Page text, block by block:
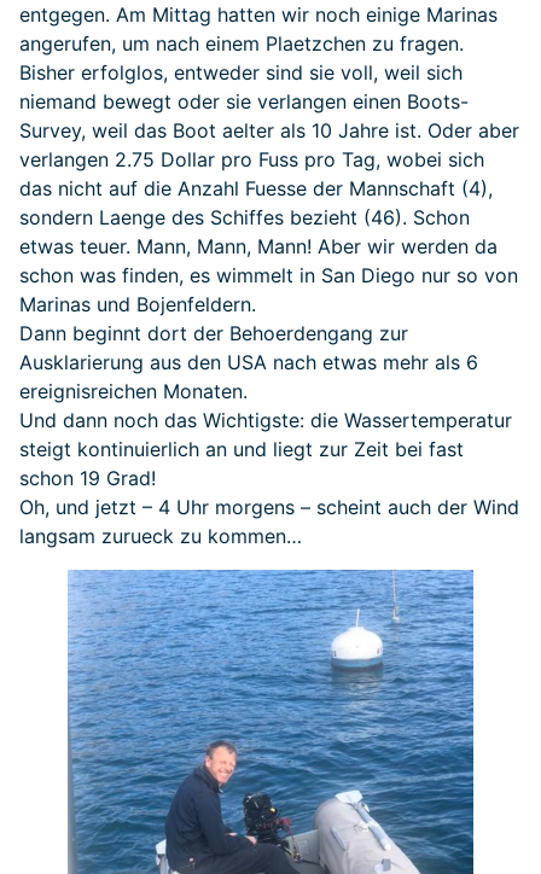
entgegen. Am Mittag hatten wir noch einige Marinas
angerufen, um nach einem Plaetzchen zu fragen.
Bisher erfolglos, entweder sind sie voll, weil sich
niemand bewegt oder sie verlangen einen Boots-
Survey, weil das Boot aelter als 10 Jahre ist. Oder aber
verlangen 2.75 Dollar pro Fuss pro Tag, wobei sich
das nicht auf die Anzahl Fuesse der Mannschaft (4),
sondern Laenge des Schiffes bezieht (46). Schon
etwas teuer. Mann, Mann, Mann! Aber wir werden da
schon was finden, es wimmelt in San Diego nur so von
Marinas und Bojenfeldern.
Dann beginnt dort der Behoerdengang zur
Ausklarierung aus den USA nach etwas mehr als 6
ereignisreichen Monaten.
Und dann noch das Wichtigste: die Wassertemperatur
steigt kontinuierlich an und liegt zur Zeit bei fast
schon 19 Grad!
Oh, und jetzt – 4 Uhr morgens – scheint auch der Wind
langsam zurueck zu kommen…